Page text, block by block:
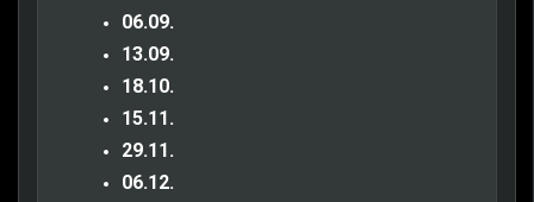
06.09.
13.09.
18.10.
15.11.
29.11.
06.12.